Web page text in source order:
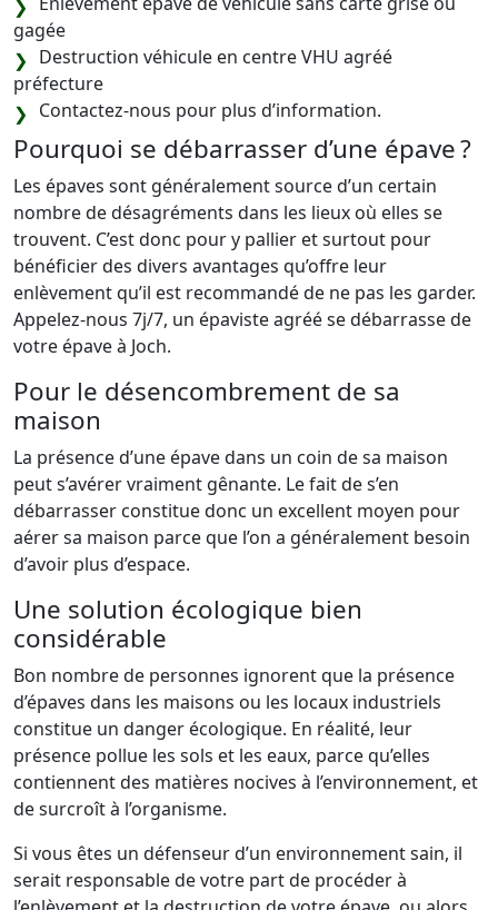
gagée
Destruction véhicule en centre VHU agréé
préfecture
Contactez-nous pour plus d’information.
Pourquoi se débarrasser d’une épave ?
Les épaves sont généralement source d’un certain
nombre de désagréments dans les lieux où elles se
trouvent. C’est donc pour y pallier et surtout pour
bénéficier des divers avantages qu’offre leur
enlèvement qu’il est recommandé de ne pas les garder.
Appelez-nous 7j/7, un épaviste agréé se débarrasse de
votre épave à Joch.
Pour le désencombrement de sa
maison
La présence d’une épave dans un coin de sa maison
peut s’avérer vraiment gênante. Le fait de s’en
débarrasser constitue donc un excellent moyen pour
aérer sa maison parce que l’on a généralement besoin
d’avoir plus d’espace.
Une solution écologique bien
considérable
Bon nombre de personnes ignorent que la présence
d’épaves dans les maisons ou les locaux industriels
constitue un danger écologique. En réalité, leur
présence pollue les sols et les eaux, parce qu’elles
contiennent des matières nocives à l’environnement, et
de surcroît à l’organisme.
Si vous êtes un défenseur d’un environnement sain, il
serait responsable de votre part de procéder à